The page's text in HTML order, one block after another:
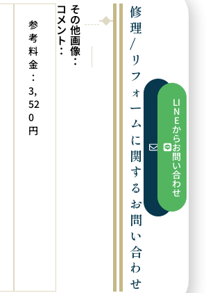
参
考
料
金
：
3,
52
0
円
コ
メ
ン
ト
：
そ
の
他
画
像
： チェーン加工
修
理
/
リ
フ
ォ
ー
ム
に
関
す
る
お
問
い
合
わ
せ
フ
ら
お
せ
LI
N
E
か
ら
お
問
い
合
わ
せ